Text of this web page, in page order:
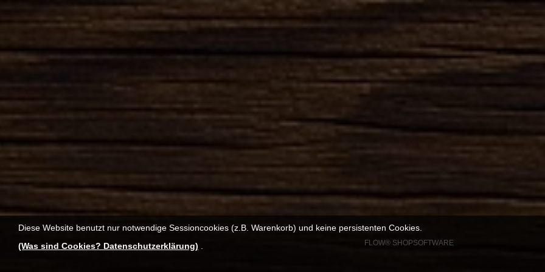
Diese Website benutzt nur notwendige Sessioncookies (z.B. Warenkorb) und keine persistenten Cookies.
(Was sind Cookies? Datenschutzerklärung)
FLOW® SHOPSOFTWARE